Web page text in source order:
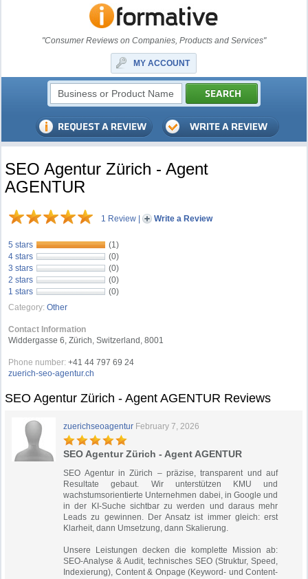
"Consumer Reviews on Companies, Products and Services"
MY ACCOUNT
SEO Agentur Zürich - Agent
AGENTUR
1 Review | Write a Review
5 stars
(1)
4 stars
(0)
3 stars
(0)
2 stars
(0)
1 stars
(0)
Category: Other
Contact Information
Widdergasse 6, Zürich, Switzerland, 8001
Phone number: +41 44 797 69 24
zuerich-seo-agentur.ch
SEO Agentur Zürich - Agent AGENTUR Reviews
zuerichseoagentur February 7, 2026
SEO Agentur Zürich - Agent AGENTUR
SEO Agentur in Zürich – präzise, transparent und auf
Resultate gebaut. Wir unterstützen KMU und
wachstumsorientierte Unternehmen dabei, in Google und
in der KI-Suche sichtbar zu werden und daraus mehr
Leads zu gewinnen. Der Ansatz ist immer gleich: erst
Klarheit, dann Umsetzung, dann Skalierung.
Unsere Leistungen decken die komplette Mission ab:
SEO-Analyse & Audit, technisches SEO (Struktur, Speed,
Indexierung), Content & Onpage (Keyword- und Content-